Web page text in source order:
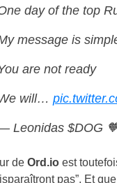
day of the top
message is
are not ready
will…
Leonidas $DOG
deOrd.ioest
pas”. Et